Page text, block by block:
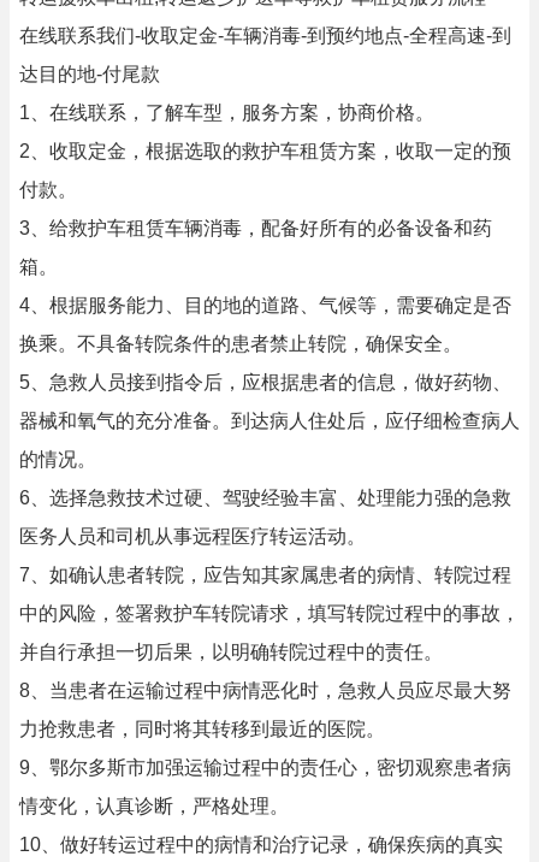
在线联系我们-收取定金-车辆消毒-到预约地点-全程高速-到
达目的地-付尾款
1、在线联系，了解车型，服务方案，协商价格。
2、收取定金，根据选取的救护车租赁方案，收取一定的预
付款。
3、给救护车租赁车辆消毒，配备好所有的必备设备和药
箱。
4、根据服务能力、目的地的道路、气候等，需要确定是否
换乘。不具备转院条件的患者禁止转院，确保安全。
5、急救人员接到指令后，应根据患者的信息，做好药物、
器械和氧气的充分准备。到达病人住处后，应仔细检查病人
的情况。
6、选择急救技术过硬、驾驶经验丰富、处理能力强的急救
医务人员和司机从事远程医疗转运活动。
7、如确认患者转院，应告知其家属患者的病情、转院过程
中的风险，签署救护车转院请求，填写转院过程中的事故，
并自行承担一切后果，以明确转院过程中的责任。
8、当患者在运输过程中病情恶化时，急救人员应尽最大努
力抢救患者，同时将其转移到最近的医院。
9、鄂尔多斯市加强运输过程中的责任心，密切观察患者病
情变化，认真诊断，严格处理。
10、做好转运过程中的病情和治疗记录，确保疾病的真实